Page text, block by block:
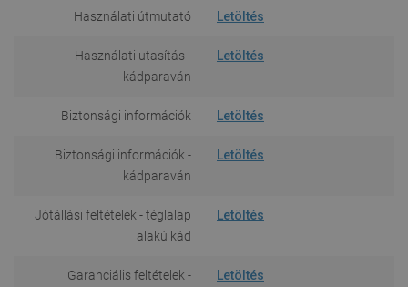
Használati útmutató Letöltés
Használati utasítás -
kádparaván
Letöltés
Biztonsági információk Letöltés
Biztonsági információk -
kádparaván
Letöltés
Jótállási feltételek - téglalap
alakú kád
Letöltés
Garanciális feltételek -
Letöltés